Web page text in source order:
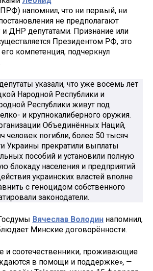
напомнил, что ни первый, ни
не предполагают
ДНР депутатами. Признание или
Президентом РФ, это
компетенция, подчеркнул
указали, что уже восемь лет
Народной Республики и
Республики живут под
и крупнокалиберного оружия.
Объединённых Наций,
человек погибли, более 50 тысяч
Украины прекратили выплаты
пособий и установили полную
блокаду населения и предприятий
украинских властей вполне
с геноцидом собственного
законодатели.
Вячеслав Володин напомнил,
Минские договорённости.
и соотечественники, проживающие
в помощи и поддержке», —